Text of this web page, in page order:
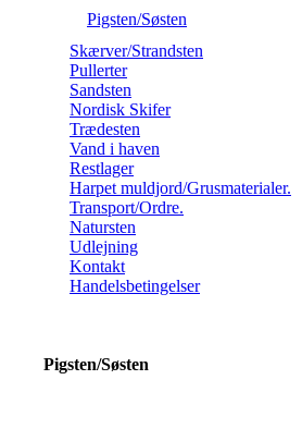
Pigsten/Søsten
Skærver/Strandsten
Pullerter
Sandsten
Nordisk Skifer
Trædesten
Vand i haven
Restlager
Harpet muldjord/Grusmaterialer.
Transport/Ordre.
Natursten
Udlejning
Kontakt
Handelsbetingelser
Pigsten/Søsten